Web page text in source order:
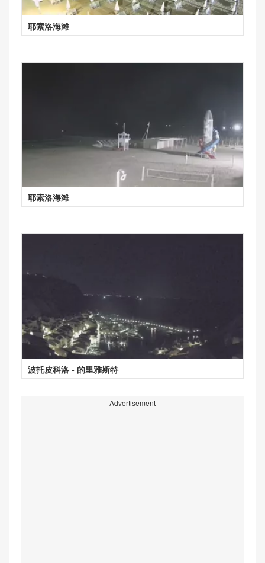
耶索洛海滩
耶索洛海滩
波托皮科洛 - 的里雅斯特
Advertisement